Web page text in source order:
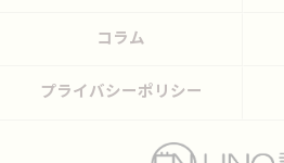
コラム
プライバシーポリシー